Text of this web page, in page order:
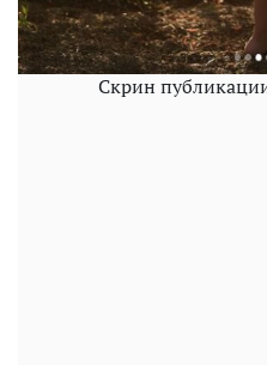
Скрин